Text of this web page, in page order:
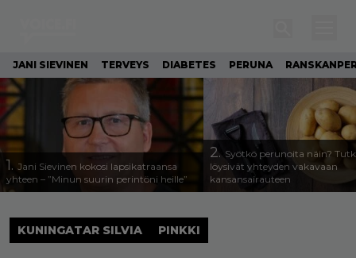
JANI SIEVINEN TERVEYS DIABETES PERUNA
1. Jani Sievinen kokosi lapsikatraansa
yhteen – ”Minun suurin perintöni heille”
2. Syötkö perunoita näin?
löysivät yhteyden vakavaan
kansansairauteen
KUNINGATAR SILVIA PINKKI